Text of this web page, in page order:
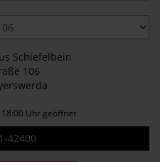
Schiefelbein
106
18:00 Uhr geöffnet
42400